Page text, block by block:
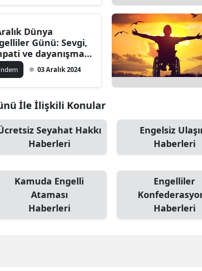
Isparta
Mersin
İzmir
Kars
Kastamonu
Kırklareli
Kırşehir
Dünya
Günü: Sevgi,
ve dayanışma
bir gelecek
03 Aralık 2024
İle İlişkili Konular
Seyahat Hakkı
Haberleri
Engelsiz
Haberleri
Kamuda Engelli
Ataması
Haberleri
Engelliler
Haberleri